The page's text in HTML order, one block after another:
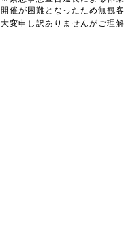
開催が困難となったため無観
大変申し訳ありませんがご理解